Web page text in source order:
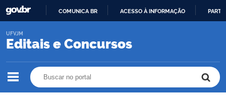
O
COMUNICA BR ACESSO À INFORMAÇÃO
Editais e Concursos
UFVJM